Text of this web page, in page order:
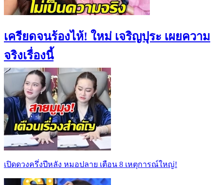
เครียดจนร้องไห้! ใหม่ เจริญปุระ เผยความ
จริงเรื่องนี้
เปิดดวงครึ่งปีหลัง หมอปลาย เตือน 8 เหตุการณ์ใหญ่!